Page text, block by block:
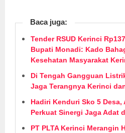
Baca juga:
Tender RSUD Kerinci
Bupati Monadi: Kado
Kesehatan Masyarakat
Di Tengah Gangguan
Jaga Terangnya Kerinci
Hadiri Kenduri Sko 5
Perkuat Sinergi Jaga Adat
PT PLTA Kerinci Merangin